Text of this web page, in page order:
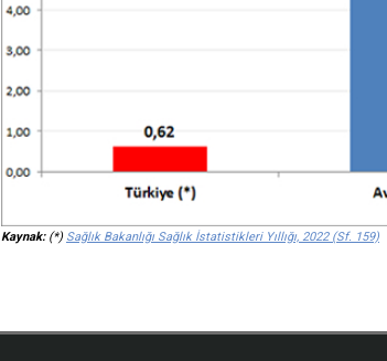
Kaynak: (*) Sağlık Bakanlığı Sağlık İstatistikleri Yıllığı, 2022 (Sf. 159)